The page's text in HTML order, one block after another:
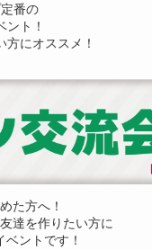
番の
ント！
にオススメ！
た方へ！
達を作りたい方に
ントです！